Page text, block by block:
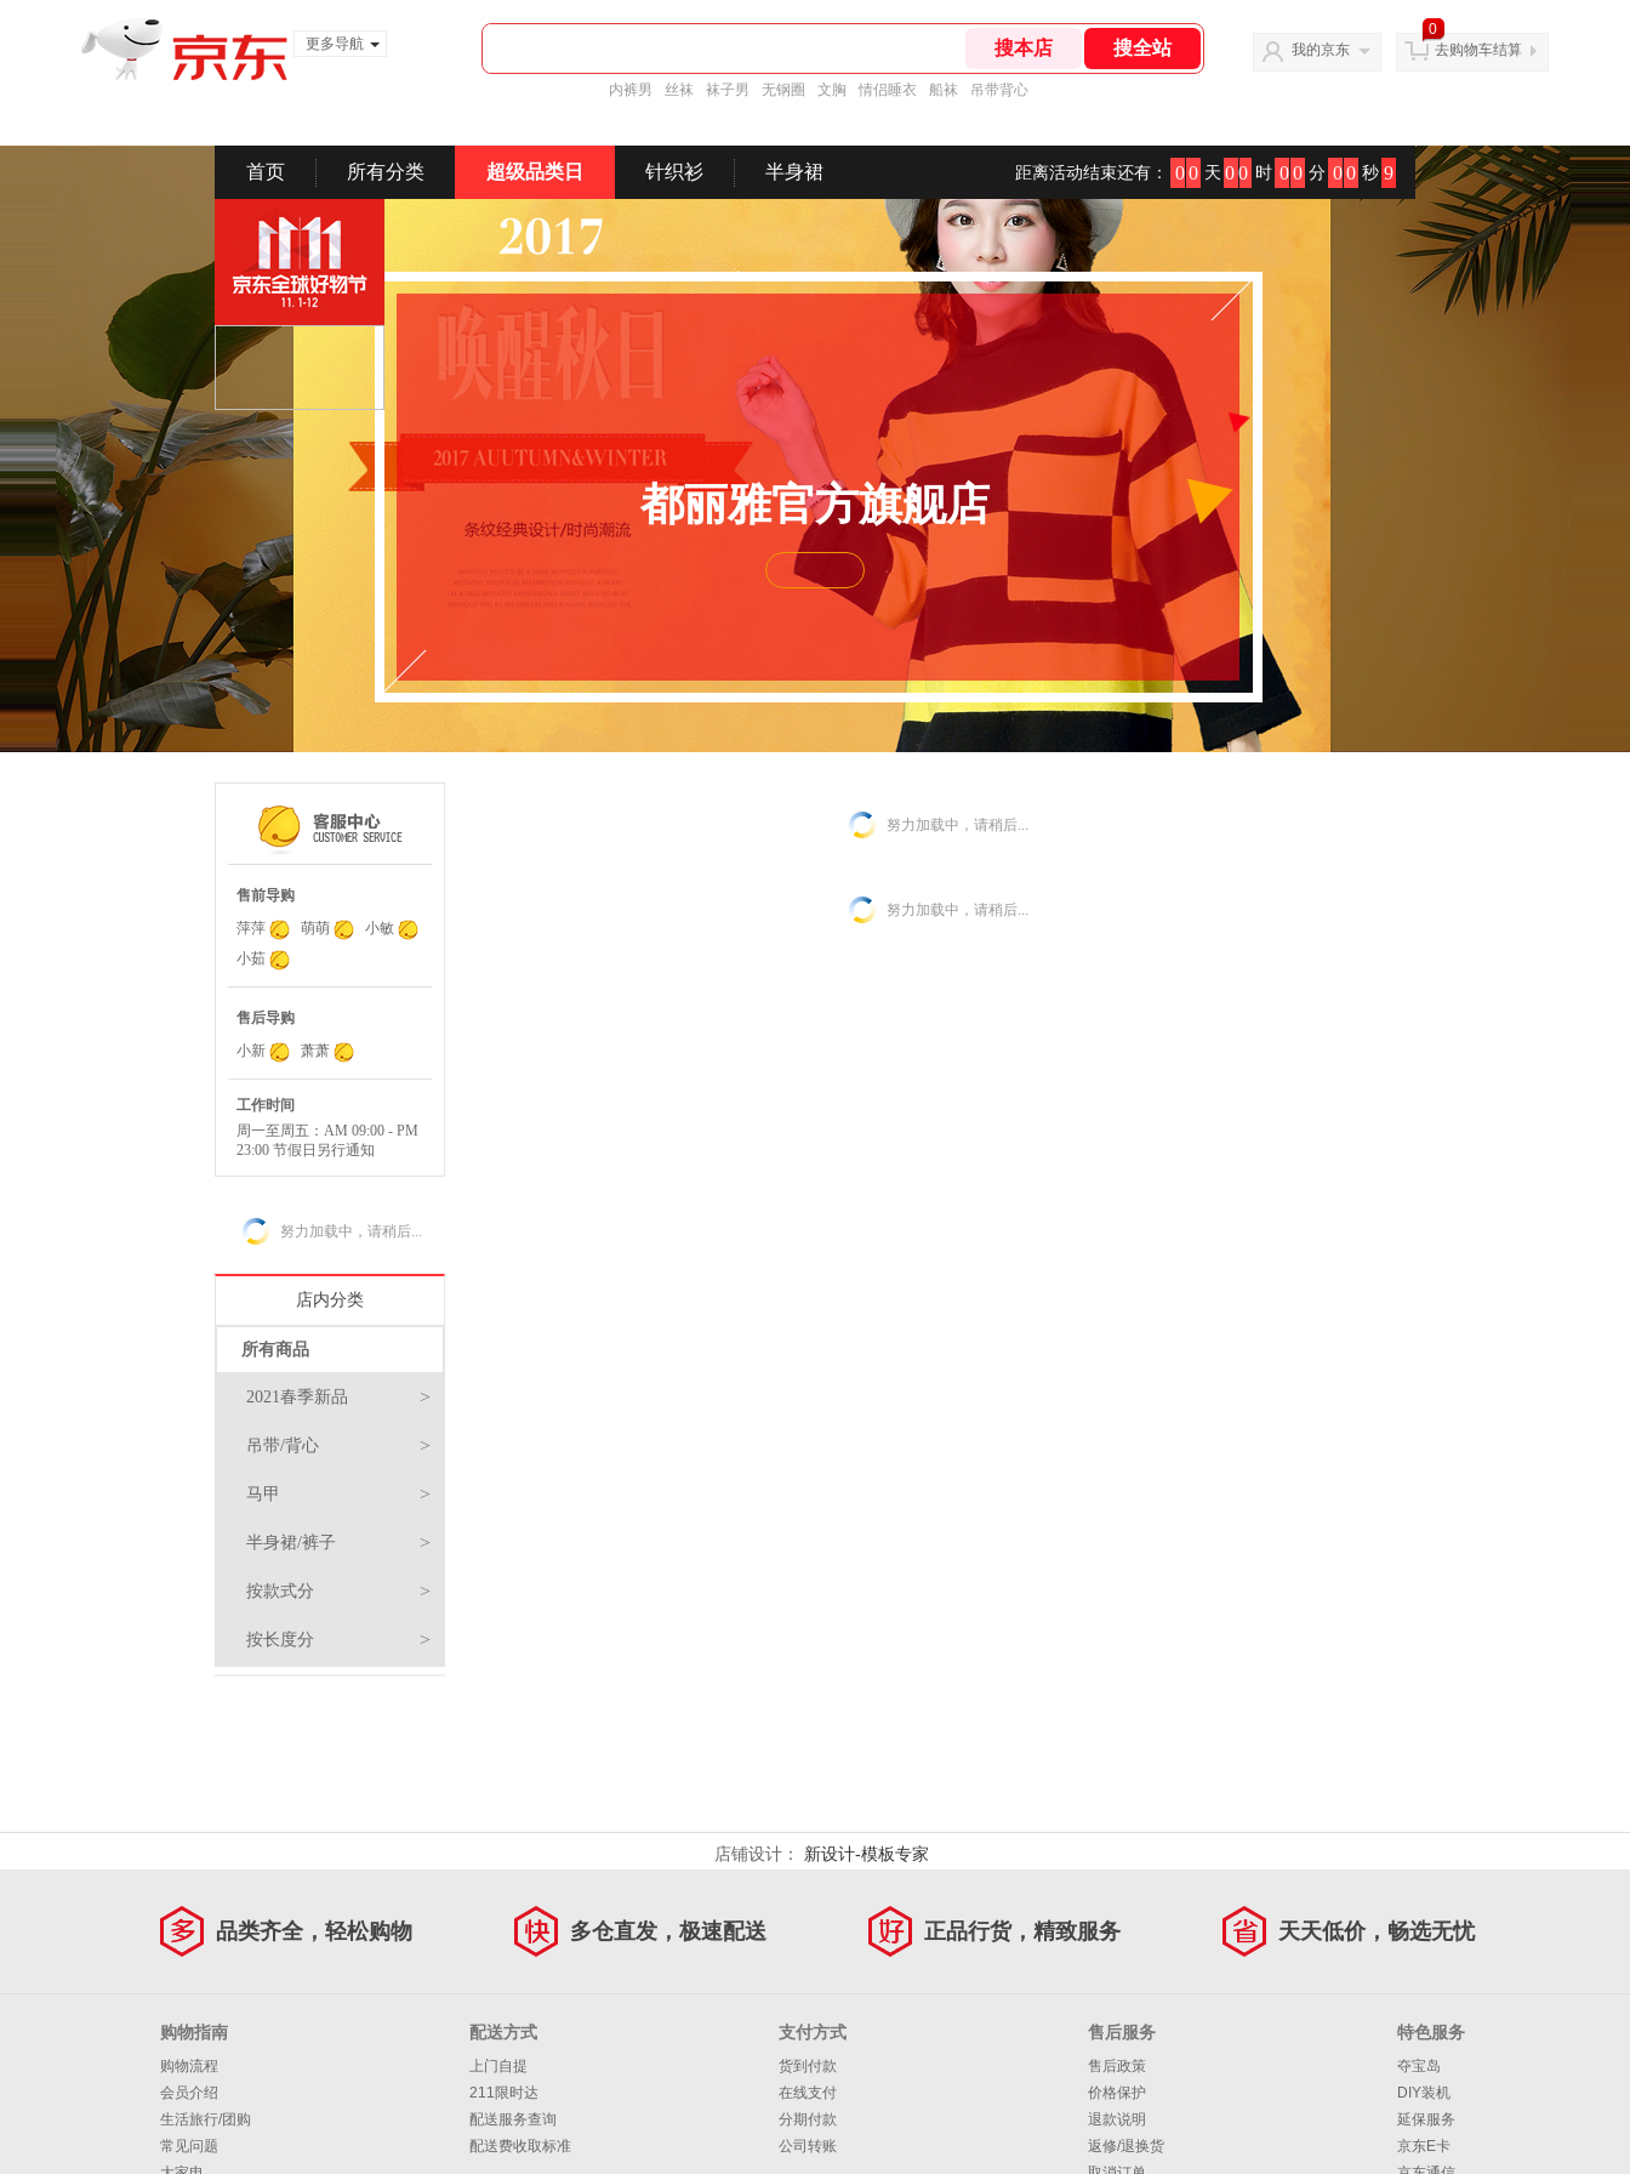
更多导航
内裤男 丝袜 袜子男 无钢圈 文胸 情侣睡衣 船袜 吊带背心
我的京东
0
去购物车结算
都丽雅官方旗舰店
首页 所有分类 超级品类日 距离活动结束还有： 00 天 00 时 00 分 00 秒
0
1
2
3
4
5
6
7
8
9
针织衫 半身裙
售前导购
萍萍
萌萌
小敏
小茹
售后导购
小新
萧萧
工作时间
周一至周五：AM 09:00 - PM
23:00 节假日另行通知
努力加载中，请稍后...
店内分类
所有商品
2021春季新品 >
吊带/背心 >
马甲 >
半身裙/裤子 >
按款式分 >
开打
衫
衣半
裙/
衣
T
按长度分 >
努力加载中，请稍后...
努力加载中，请稍后...
店铺设计： 新设计-模板专家
品类齐全，轻松购物 多仓直发，极速配送 正品行货，精致服务 天天低价，畅选无忧
购物指南
购物流程
会员介绍
生活旅行/团购
常见问题
配送方式
上门自提
211限时达
配送服务查询
配送费收取标准
支付方式
货到付款
在线支付
分期付款
公司转账
售后服务
售后政策
价格保护
退款说明
返修/退换货
特色服务
夺宝岛
DIY装机
延保服务
京东E卡